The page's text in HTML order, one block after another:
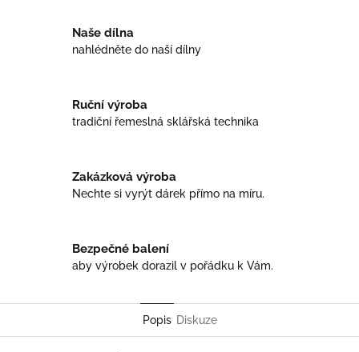
Naše dílna
nahlédněte do naší dílny
Ruční výroba
tradiční řemeslná sklářská technika
Zakázková výroba
Nechte si vyrýt dárek přímo na míru.
Bezpečné balení
aby výrobek dorazil v pořádku k Vám.
Popis Diskuze